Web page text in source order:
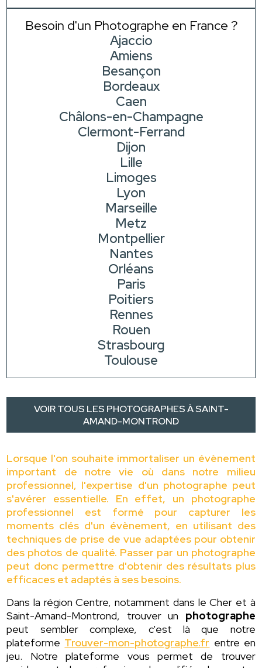
Besoin d'un Photographe en France ?
Ajaccio
Amiens
Besançon
Bordeaux
Caen
Châlons-en-Champagne
Clermont-Ferrand
Dijon
Lille
Limoges
Lyon
Marseille
Metz
Montpellier
Nantes
Orléans
Paris
Poitiers
Rennes
Rouen
Strasbourg
Toulouse
VOIR TOUS LES PHOTOGRAPHES À SAINT-
AMAND-MONTROND
Lorsque l'on souhaite immortaliser un évènement
important de notre vie où dans notre milieu
professionnel, l'expertise d'un photographe peut
s'avérer essentielle. En effet, un photographe
professionnel est formé pour capturer les
moments clés d'un évènement, en utilisant des
techniques de prise de vue adaptées pour obtenir
des photos de qualité. Passer par un photographe
peut donc permettre d'obtenir des résultats plus
efficaces et adaptés à ses besoins.
Dans la région Centre, notamment dans le Cher et à
Saint-Amand-Montrond, trouver un photographe
peut sembler complexe, c'est là que notre
plateforme Trouver-mon-photographe.fr entre en
jeu. Notre plateforme vous permet de trouver